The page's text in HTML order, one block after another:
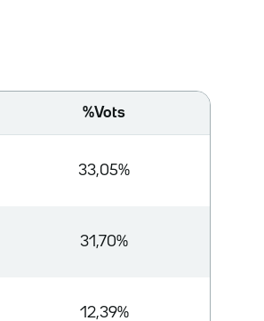
%Vots
33,05%
31,70%
12,39%